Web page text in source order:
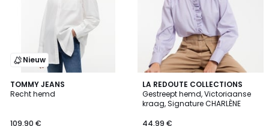
Nieuw
TOMMY JEANS
Recht hemd
109.90 €
LA REDOUTE COLLECTIONS
Gestreept hemd, Victoriaanse
kraag, Signature CHARLÈNE
44.99 €
3.9
/ 5
2
Kleuren